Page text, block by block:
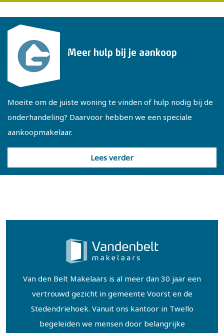
Meer hulp bij je aankoop
Moeite om de juiste woning te vinden of hulp nodig bij de
onderhandeling? Daarvoor hebben we een speciale
aankoopmakelaar.
Lees verder
Van den Belt Makelaars is al meer dan 30 jaar een
vertrouwd gezicht in gemeente Voorst en de
Stedendriehoek. Vanuit ons kantoor in Twello
begeleiden we mensen door belangrijke